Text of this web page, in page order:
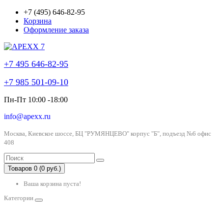
+7 (495) 646-82-95
Корзина
Оформление заказа
+7 495 646-82-95
+7 985 501-09-10
Пн-Пт 10:00 -18:00
info@apexx.ru
Москва, Киевское шоссе, БЦ "РУМЯНЦЕВО" корпус "Б", подъезд №6 офис
408
Товаров 0 (0 руб.)
Ваша корзина пуста!
Категории